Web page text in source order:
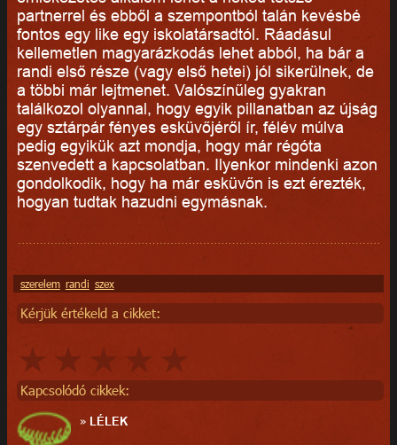
partnerrel és ebből a szempontból talán kevésbé
fontos egy like egy iskolatársadtól. Ráadásul
kellemetlen magyarázkodás lehet abból, ha bár a
randi első része (vagy első hetei) jól sikerülnek, de
a többi már lejtmenet. Valószínűleg gyakran
találkozol olyannal, hogy egyik pillanatban az újság
egy sztárpár fényes esküvőjéről ír, félév múlva
pedig egyikük azt mondja, hogy már régóta
szenvedett a kapcsolatban. Ilyenkor mindenki azon
gondolkodik, hogy ha már esküvőn is ezt érezték,
hogyan tudtak hazudni egymásnak.
szerelem randi szex
Kérjük értékeld a cikket:
Kapcsolódó cikkek:
» LÉLEK